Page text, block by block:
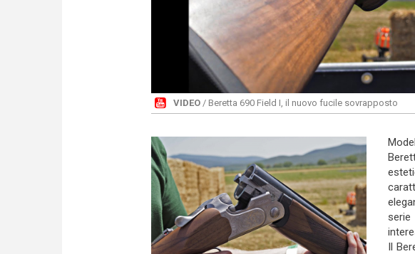
VIDEO / Beretta 690 Field I, il nuovo fucile sovrapposto
Il